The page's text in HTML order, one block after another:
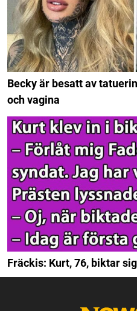
Becky är besatt av
och vagina
Fräckis: Kurt, 76, biktar sig